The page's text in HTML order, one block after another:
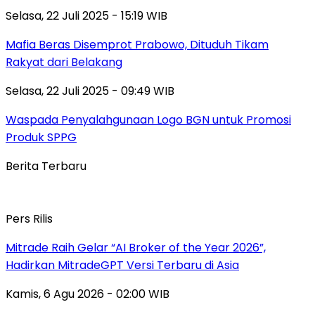
Selasa, 22 Juli 2025 - 15:19 WIB
Mafia Beras Disemprot Prabowo, Dituduh Tikam
Rakyat dari Belakang
Selasa, 22 Juli 2025 - 09:49 WIB
Waspada Penyalahgunaan Logo BGN untuk Promosi
Produk SPPG
Berita Terbaru
Pers Rilis
Mitrade Raih Gelar “AI Broker of the Year 2026”,
Hadirkan MitradeGPT Versi Terbaru di Asia
Kamis, 6 Agu 2026 - 02:00 WIB